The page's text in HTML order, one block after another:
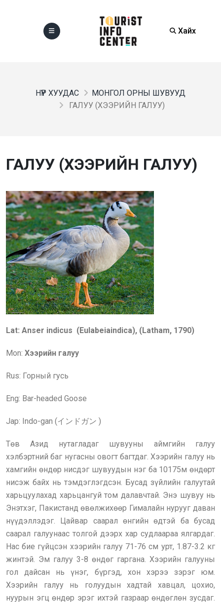
Хайх
НҮҮР ХУУДАС
МОНГОЛ ОРНЫ ШУВУУД
ГАЛУУ (ХЭЭРИЙН ГАЛУУ)
ГАЛУУ (ХЭЭРИЙН ГАЛУУ)
Lat: Anser indicus (Eulabeiaindica), (Latham, 1790)
Mon: Хээрийн галуу
Rus: Горный гусь
Eng: Bar-headed Goose
Jap: Indo-gan (インドガン )
Төв Азид нутагладаг шувууны аймгийн галуу
хэлбэртний баг нугасны овогт багтдаг. Хээрийн галуу нь
хамгийн өндөр нисдэг шувуудын нэг ба 10175м өндөрт
нисэж байх нь тэмдэглэгдсэн. Бусад зүйлийн галуутай
харьцуулахад харьцангуй том далавчтай. Энэ шувуу нь
Энэтхэг, Пакистанд өвөлжихөөр Гималайн нурууг даван
нүүдэллэдэг. Цайвар саарал өнгийн өдтэй ба бусад
саарал галуунаас толгой дээрх хар судлаараа ялгардаг.
Нас бие гүйцсэн хээрийн галуу 71-76 см урт, 1.87-3.2 кг
жинтэй. Эм галуу 3-8 өндөг гаргана. Хээрийн галууны
гол дайсан нь үнэг, бүргэд, хон хэрээ зэрэг юм.
Хээрийн галуу нь голуудын хадтай хавцал, цохио,
нуурын эгц өндөр эрэг ихтэй газраар өндөглөн зусдаг.